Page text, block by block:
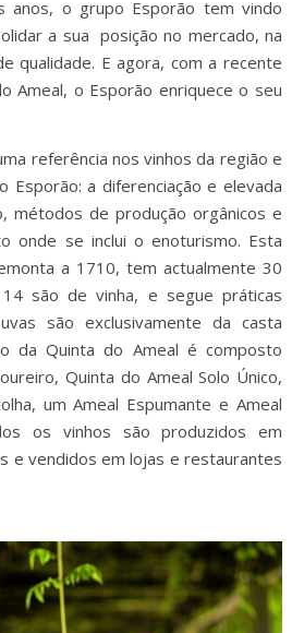
a sua posição no mercado, na
qualidade. E agora, com a recente
Ameal, o Esporão enriquece o seu
referência nos vinhos da região e
Esporão: a diferenciação e elevada
métodos de produção orgânicos e
onde se inclui o enoturismo. Esta
a 1710, tem actualmente 30
são de vinha, e segue práticas
são exclusivamente da casta
da Quinta do Ameal é composto
Quinta do Ameal Solo Único,
um Ameal Espumante e Ameal
os vinhos são produzidos em
e vendidos em lojas e restaurantes